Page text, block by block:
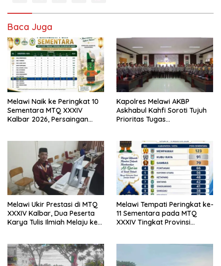
Baca Juga
Melawi Naik ke Peringkat 10
Sementara MTQ XXXIV
Kalbar 2026, Persaingan
Kapolres Melawi AKBP
Askhabul Kahfi Soroti Tujuh
Prioritas Tugas
Melawi Ukir Prestasi di MTQ
XXXIV Kalbar, Dua Peserta
Karya Tulis Ilmiah Melaju ke
Melawi Tempati Peringkat ke-
11 Sementara pada MTQ
XXXIV Tingkat Provinsi